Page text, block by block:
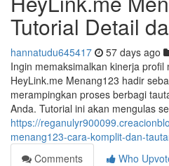
Tutorial Detail
hannatudu645417 57 days ago
Ingin memaksimalkan kinerja profil
HeyLink.me Menang123 hadir
merampingkan proses berbagi
Anda. Tutorial ini akan mengulas
https://
menang123-cara-komplit-dan-
Comments
Who